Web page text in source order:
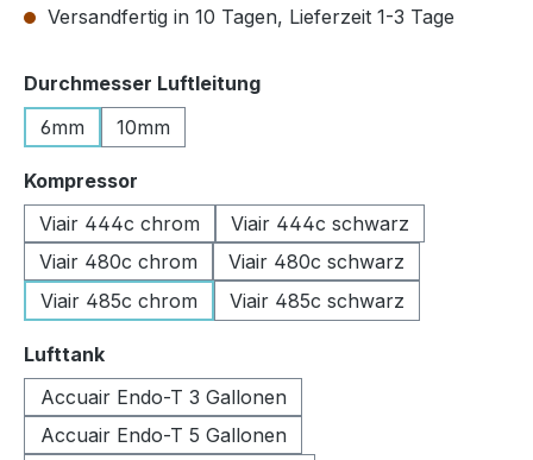
Versandfertig in 10 Tagen, Lieferzeit 1-3 Tage
Durchmesser Luftleitungauswählen
6mm
10mm
Kompressor
Viair 444c chrom
Viair 444c schwarz
Viair 480c chrom
Viair 480c schwarz
Viair 485c chrom
Viair 485c schwarz
Lufttankauswählen
Accuair Endo-T 3 Gallonen
Accuair Endo-T 5 Gallonen